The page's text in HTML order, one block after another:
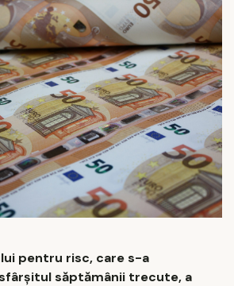
pentru risc, care s-a
săptămânii trecute, a